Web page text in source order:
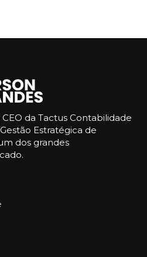
da Tactus Contabilidade
Estratégica de
dos grandes